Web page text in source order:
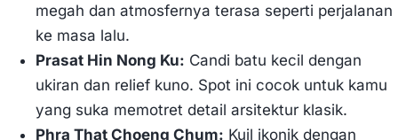
megah dan atmosfernya terasa seperti perjalanan
ke masa lalu.
Prasat Hin Nong Ku: Candi batu kecil dengan
ukiran dan relief kuno. Spot ini cocok untuk kamu
yang suka memotret detail arsitektur klasik.
Phra That Choeng Chum: Kuil ikonik dengan